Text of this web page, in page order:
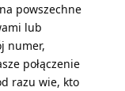
powszechne
lub
numer,
połączenie
razu wie, kto